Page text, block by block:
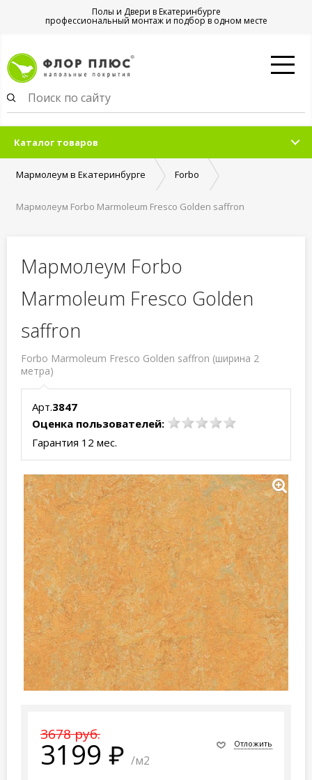
Полы и Двери в Екатеринбурге
профессиональный монтаж и подбор в одном месте
Каталог товаров
Мармолеум в Екатеринбурге Forbo
Мармолеум Forbo Marmoleum Fresco Golden saffron
Мармолеум Forbo
Marmoleum Fresco Golden
saffron
Forbo Marmoleum Fresco Golden saffron (ширина 2
метра)
Арт.3847
Оценка пользователей:
Гарантия 12 мес.
3678 руб.
3199 /м2
Отложить